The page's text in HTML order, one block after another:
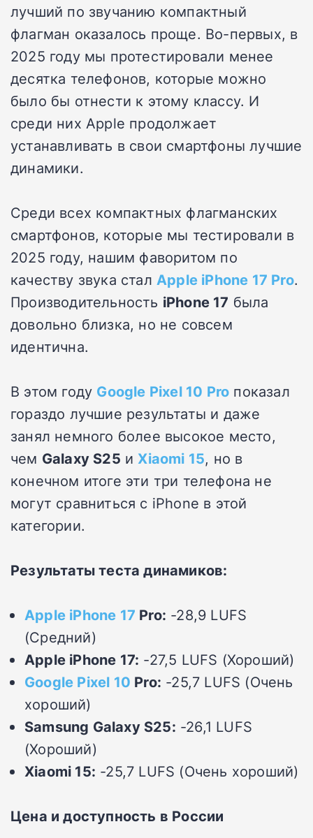
лучший по звучанию компактный
флагман оказалось проще. Во-первых, в
2025 году мы протестировали менее
десятка телефонов, которые можно
было бы отнести к этому классу. И
среди них Apple продолжает
устанавливать в свои смартфоны лучшие
динамики.
Среди всех компактных флагманских
смартфонов, которые мы тестировали в
2025 году, нашим фаворитом по
качеству звука стал Apple iPhone 17 Pro.
Производительность iPhone 17 была
довольно близка, но не совсем
идентична.
В этом году Google Pixel 10 Pro показал
гораздо лучшие результаты и даже
занял немного более высокое место,
чем Galaxy S25 иXiaomi 15, но в
конечном итоге эти три телефона не
могут сравниться с iPhone в этой
категории.
Результаты теста динамиков:
Apple iPhone 17 Pro: -28,9 LUFS
(Средний)
Apple iPhone 17: -27,5 LUFS (Хороший)
Google Pixel 10 Pro: -25,7 LUFS (Очень
хороший)
Samsung Galaxy S25: -26,1 LUFS
(Хороший)
Xiaomi 15: -25,7 LUFS (Очень хороший)
Цена и доступность в России